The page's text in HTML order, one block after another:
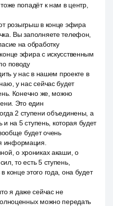
попадёт к нам в центр,
розыгрыш в конце эфира
Вы заполняете телефон,
на обработку
эфира с искусственным
поводу
у нас в нашем проекте в
у нас сейчас будет
Конечно же, можно
Это един
2 ступени объединены, а
и на 5 ступень, которая будет
будет очень
информация.
о хрониках акаши, о
то есть 5 ступень,
конце этого года, она будет
я даже сейчас не
можно передать